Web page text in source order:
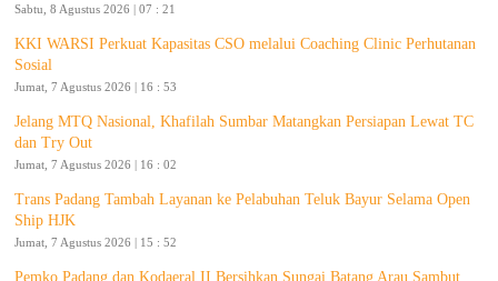
Sabtu, 8 Agustus 2026 | 07 : 21
KKI WARSI Perkuat Kapasitas CSO melalui Coaching Clinic Perhutanan
Sosial
Jumat, 7 Agustus 2026 | 16 : 53
Jelang MTQ Nasional, Khafilah Sumbar Matangkan Persiapan Lewat TC
dan Try Out
Jumat, 7 Agustus 2026 | 16 : 02
Trans Padang Tambah Layanan ke Pelabuhan Teluk Bayur Selama Open
Ship HJK
Jumat, 7 Agustus 2026 | 15 : 52
Pemko Padang dan Kodaeral II Bersihkan Sungai Batang Arau Sambut